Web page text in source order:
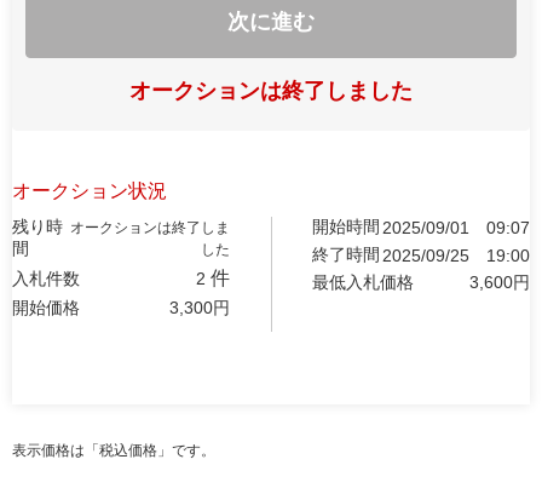
次に進む
オークションは終了しました
オークション状況
残り時
間
オークションは終了しま
した
入札件数 2 件
開始価格 3,300円
開始時間 2025/09/01
09:07
終了時間 2025/09/25
19:00
最低入札価格
3,600円
表示価格は「税込価格」です。